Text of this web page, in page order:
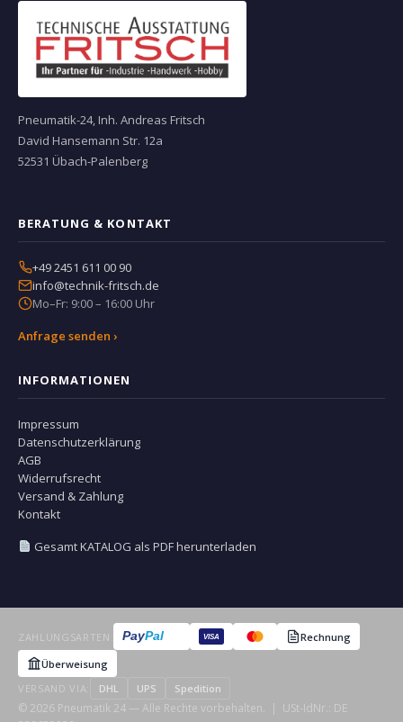
Pneumatik-24, Inh. Andreas Fritsch
David Hansemann Str. 12a
52531 Übach-Palenberg
BERATUNG & KONTAKT
+49 2451 611 00 90
info@technik-fritsch.de
Mo–Fr: 9:00 – 16:00 Uhr
Anfrage senden ›
INFORMATIONEN
Impressum
Datenschutzerklärung
AGB
Widerrufsrecht
Versand & Zahlung
Kontakt
Gesamt KATALOG als PDF herunterladen
ZAHLUNGSARTEN: PayPal VISA
Rechnung
Überweisung
VERSAND VIA:
DHL UPS Spedition
© 2026 Pneumatik 24 — Alle Rechte vorbehalten. | USt-IdNr.: DE